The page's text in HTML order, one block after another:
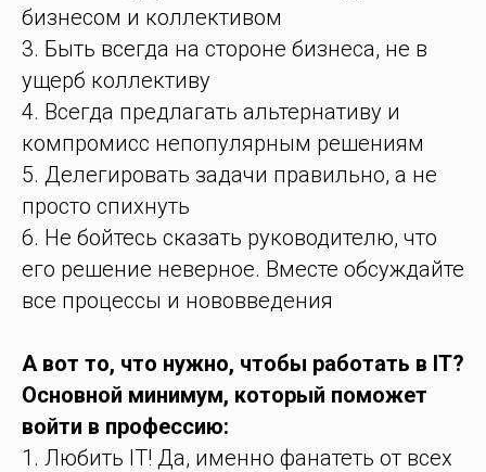
бизнесом и коллективом
3. Быть всегда на стороне бизнеса, не в
ущерб коллективу
4. Всегда предлагать альтернативу и
компромисс непопулярным решениям
5. Делегировать задачи правильно, а не
просто спихнуть
6. Не бойтесь сказать руководителю, что
его решение неверное. Вместе обсуждайте
все процессы и нововведения
А вот то, что нужно, чтобы работать в IT?
Основной минимум, который поможет
войти в профессию:
1. Любить IT! Да, именно фанатеть от всех